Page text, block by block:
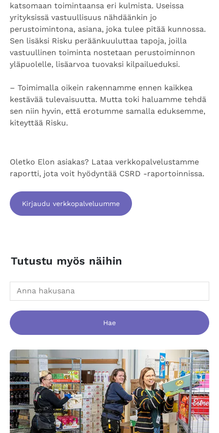
katsomaan toimintaansa eri kulmista. Useissa
yrityksissä vastuullisuus nähdäänkin jo
perustoimintona, asiana, joka tulee pitää kunnossa.
Sen lisäksi Risku peräänkuuluttaa tapoja, joilla
vastuullinen toiminta nostetaan perustoiminnon
yläpuolelle, lisäarvoa tuovaksi kilpailueduksi.
– Toimimalla oikein rakennamme ennen kaikkea
kestävää tulevaisuutta. Mutta toki haluamme tehdä
sen niin hyvin, että erotumme samalla eduksemme,
kiteyttää Risku.
Oletko Elon asiakas? Lataa verkkopalvelustamme
raportti, jota voit hyödyntää CSRD -raportoinnissa.
Kirjaudu verkkopalveluumme
Tutustu myös näihin
Hae